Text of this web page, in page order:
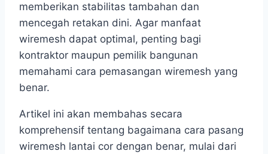
memberikan stabilitas tambahan dan
mencegah retakan dini. Agar manfaat
wiremesh dapat optimal, penting bagi
kontraktor maupun pemilik bangunan
memahami cara pemasangan wiremesh yang
benar.
Artikel ini akan membahas secara
komprehensif tentang bagaimana cara pasang
wiremesh lantai cor dengan benar, mulai dari